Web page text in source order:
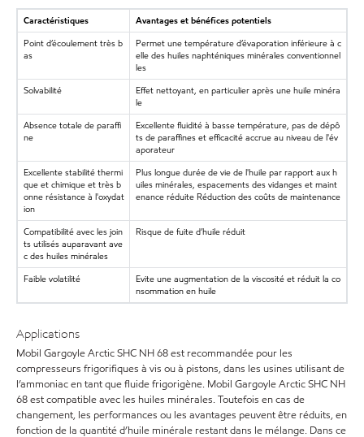
Caractéristiques
Avantages et bénéfices potentiels
Point d’écoulement très b
as
Permet une température d’évaporation inférieure à c
elle des huiles naphténiques minérales conventionnel
les
Solvabilité
Effet nettoyant, en particulier après une huile minéra
le
Absence totale de paraffi
ne
Excellente fluidité à basse température, pas de dépô
ts de paraffines et efficacité accrue au niveau de l'év
aporateur
Excellente stabilité thermi
que et chimique et très b
onne résistance à l'oxydat
ion
Plus longue durée de vie de l'huile par rapport aux h
uiles minérales, espacements des vidanges et maint
enance réduite Réduction des coûts de maintenance
Compatibilité avec les join
ts utilisés auparavant ave
c des huiles minérales
Risque de fuite d’huile réduit
Faible volatilité
Evite une augmentation de la viscosité et réduit la co
nsommation en huile
Applications
Mobil Gargoyle Arctic SHC NH 68 est recommandée pour les
compresseurs frigorifiques à vis ou à pistons, dans les usines utilisant de
l’ammoniac en tant que fluide frigorigène. Mobil Gargoyle Arctic SHC NH
68 est compatible avec les huiles minérales. Toutefois en cas de
changement, les performances ou les avantages peuvent être réduits, en
fonction de la quantité d’huile minérale restant dans le mélange. Dans ce